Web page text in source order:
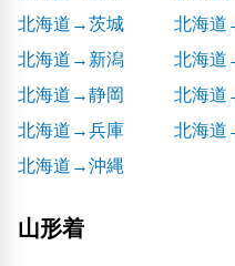
北海道→茨城
北海
北海道→新潟
北海道
北海道→静岡
北海道
北海道→兵庫
北海道
北海道→沖縄
山形着